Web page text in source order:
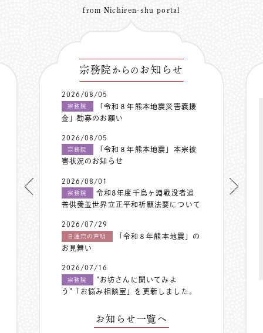
from Nichiren-shu portal
宗務院 からの お知らせ
2026/08/05
宗務院
「令和８年熊本地震災害義援
金」勧募のお願い
2026/08/05
宗務院
「令和８年熊本地震」本宗被
害状況のお知らせ
2026/08/01
宗務院
令和8年度千鳥ヶ淵戦没者追
善供養並世界立正平和祈願法要について
2026/07/29
日蓮宗の声明
「令和８年熊本地震」の
お見舞い
2026/07/16
宗務院
”お坊さんに聞いてみよ
う”「お悩み相談室」を更新しました。
お知らせ一覧へ